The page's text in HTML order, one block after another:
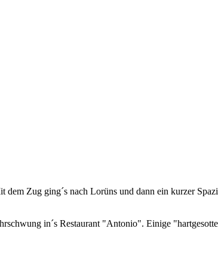
Zug ging´s nach Lorüns und dann ein kurzer
in´s Restaurant "Antonio". Einige